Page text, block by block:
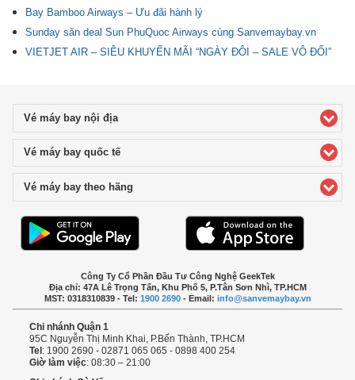
Bay Bamboo Airways – Ưu đãi hành lý
Sunday săn deal Sun PhuQuoc Airways cùng Sanvemaybay.vn
VIETJET AIR – SIÊU KHUYẾN MÃI “NGÀY ĐÔI – SALE VÔ ĐỐI”
Vé máy bay nội địaclick to expand contents
Vé máy bay quốc tếclick to expand contents
Vé máy bay theo hãng
Công Ty Cổ Phần Đầu Tư Công Nghệ GeekTek
Địa chỉ: 47A Lê Trọng Tấn, Khu Phố 5, P.Tân Sơn Nhì, TP.HCM
MST: 0318310839 - Tel: 1900 2690- Email: info@sanvemaybay.vn
Chi nhánh Quận 1
95C Nguyễn Thị Minh Khai, P.Bến Thành, TP.HCM
Tel : 1900 2690 - 02871 065 065 - 0898 400 254
Giờ làm việc: 08:30 – 21:00